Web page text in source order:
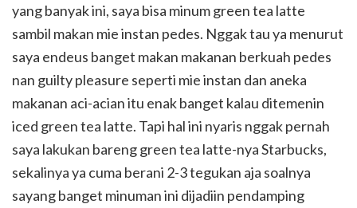
yang banyak ini, saya bisa minum green tea latte
sambil makan mie instan pedes. Nggak tau ya menurut
saya endeus banget makan makanan berkuah pedes
nan guilty pleasure seperti mie instan dan aneka
makanan aci-acian itu enak banget kalau ditemenin
iced green tea latte. Tapi hal ini nyaris nggak pernah
saya lakukan bareng green tea latte-nya Starbucks,
sekalinya ya cuma berani 2-3 tegukan aja soalnya
sayang banget minuman ini dijadiin pendamping